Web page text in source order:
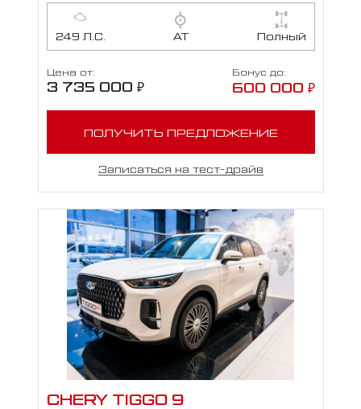
249 Л.С. АТ Полный
Цена от:
3 735 000 ₽
Бонус до:
600 000 ₽
ПОЛУЧИТЬ ПРЕДЛОЖЕНИЕ
Записаться на тест-драйв
CHERY TIGGO 9